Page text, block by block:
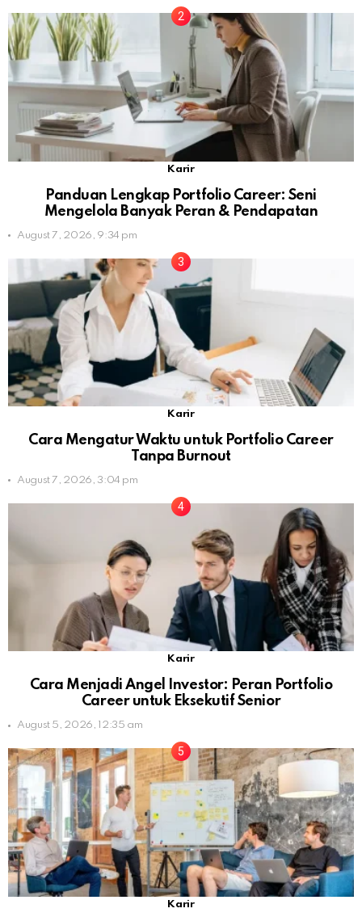
Karir
Panduan Lengkap Portfolio Career: Seni
Mengelola Banyak Peran & Pendapatan
August 7, 2026, 9:34 pm
Karir
Cara Mengatur Waktu untuk Portfolio Career
Tanpa Burnout
August 7, 2026, 3:04 pm
Karir
Cara Menjadi Angel Investor: Peran Portfolio
Career untuk Eksekutif Senior
August 5, 2026, 12:35 am
Karir